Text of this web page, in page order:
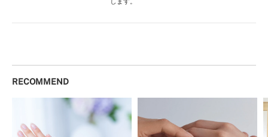
RECOMMEND